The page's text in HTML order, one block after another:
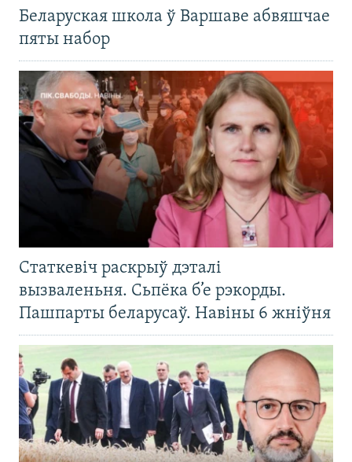
Беларуская школа ў Варшаве абвяшчае
пяты набор
Статкевіч раскрыў дэталі
вызваленьня. Сьпёка б’е рэкорды.
Пашпарты беларусаў. Навіны 6 жніўня